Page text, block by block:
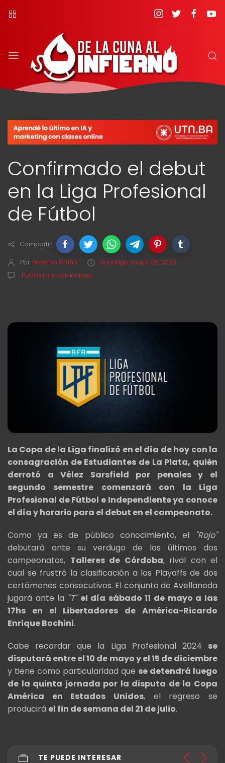
Confirmado el debut
en la Liga Profesional
de Fútbol
Compartir
Por Federico Fariña
domingo, mayo 05, 2024
Publicar un comentario
La Copa de la Liga finalizó en el día de hoy con la
consagración de Estudiantes de La Plata, quién
derrotó a Vélez Sarsfield por penales y el
segundo semestre comenzará con la Liga
Profesional de Fútbol e Independiente ya conoce
el día y horario para el debut en el campeonato.
Como ya es de público conocimiento, el
"Rojo"
debutará ante su verdugo de los últimos dos
campeonatos, Talleres de Córdoba, rival con el
cual se frustró la clasificación a los Playoffs de dos
certámenes consecutivos. El conjunto de Avellaneda
jugará ante la "T" el día sábado 11 de mayo a las
17hs en el Libertadores de América-Ricardo
Enrique Bochini.
Cabe recordar que la Liga Profesional 2024 se
disputará entre el 10 de mayo y el 15 de diciembre
y tiene como particularidad que se detendrá luego
de la quinta jornada por la disputa de la Copa
América en Estados Unidos, el regreso se
producirá el fin de semana del 21 de julio.
TE PUEDE INTERESAR